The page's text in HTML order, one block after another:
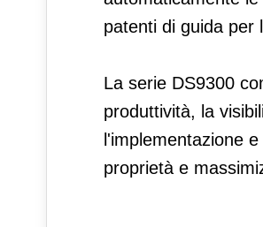
patenti di guida per
La serie DS9300
produttività, la
l'implementazione
proprietà e